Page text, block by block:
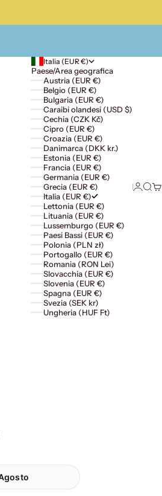
Italia (EUR €)
Paese/Area geografica
Austria (EUR €)
Belgio (EUR €)
Bulgaria (EUR €)
Caraibi olandesi (USD $)
Cechia (CZK Kč)
Cipro (EUR €)
Croazia (EUR €)
Danimarca (DKK kr.)
Estonia (EUR €)
Francia (EUR €)
Germania (EUR €)
Grecia (EUR €)
Italia (EUR €)
Lettonia (EUR €)
Lituania (EUR €)
Lussemburgo (EUR €)
Paesi Bassi (EUR €)
Polonia (PLN zł)
Portogallo (EUR €)
Romania (RON Lei)
Slovacchia (EUR €)
Slovenia (EUR €)
Spagna (EUR €)
Svezia (SEK kr)
Ungheria (HUF Ft)
Accedi